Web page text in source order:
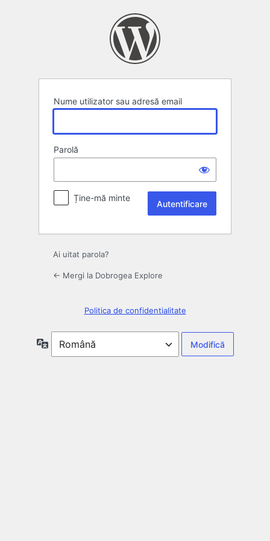
Nume utilizator sau adresă email
Parolă
Ține-mă minte
Ai uitat parola?
← Mergi la Dobrogea Explore
Politica de confidentialitate
Limbă